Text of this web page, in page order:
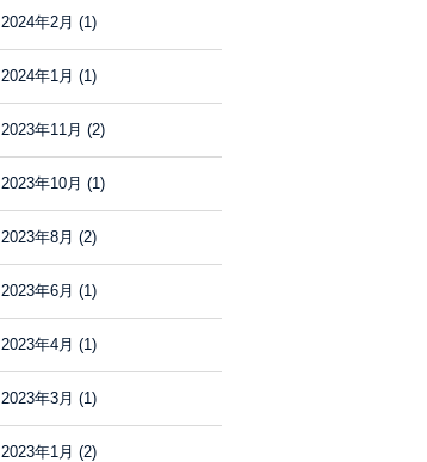
2024年2月 (1)
2024年1月 (1)
2023年11月 (2)
2023年10月 (1)
2023年8月 (2)
2023年6月 (1)
2023年4月 (1)
2023年3月 (1)
2023年1月 (2)